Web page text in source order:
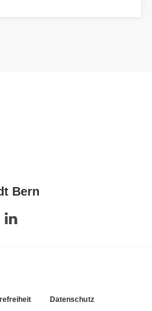
Bern
Datenschutz